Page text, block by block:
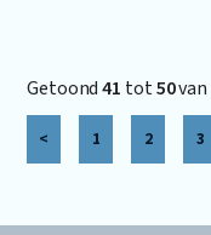
Getoond41 tot50van
< 1 2 3